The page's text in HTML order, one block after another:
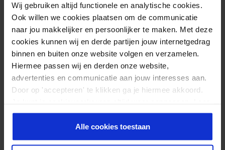
Wij gebruiken altijd functionele en analytische cookies.
Ook willen we cookies plaatsen om de communicatie
naar jou makkelijker en persoonlijker te maken. Met deze
cookies kunnen wij en derde partijen jouw internetgedrag
binnen en buiten onze website volgen en verzamelen.
Hiermee passen wij en derden onze website,
advertenties en communicatie aan jouw interesses aan.
Door op 'accepteren' te klikken ga je hiermee akkoord.
er meer over in onsprivacy beleid.
Alle cookies toestaan
Größe 28 cm
5out of 5
10.00/ 10 1
Sehr gut bei empfindlicher Haut.